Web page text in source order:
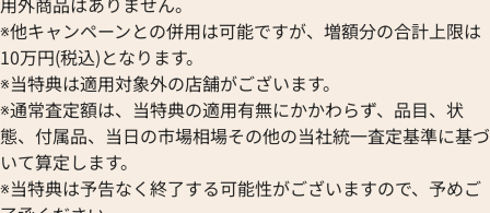
※他キャンペーンとの併用は可能ですが、増額分の合計上限は
10万円(税込)となります。
※当特典は適用対象外の店舗がございます。
※通常査定額は、当特典の適用有無にかかわらず、品目、状
態、付属品、当日の市場相場その他の当社統一査定基準に基づ
いて算定します。
※当特典は予告なく終了する可能性がございますので、予めご